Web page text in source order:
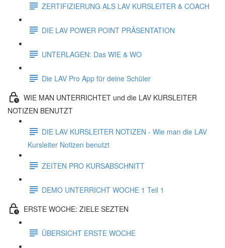
ZERTIFIZIERUNG ALS LAV KURSLEITER & COACH
DIE LAV POWER POINT PRÄSENTATION
UNTERLAGEN: Das WIE & WO
Die LAV Pro App für deine Schüler
WIE MAN UNTERRICHTET und die LAV KURSLEITER
NOTIZEN BENUTZT
DIE LAV KURSLEITER NOTIZEN - Wie man die LAV
Kursleiter Notizen benutzt
ZEITEN PRO KURSABSCHNITT
DEMO UNTERRICHT WOCHE 1 Teil 1
ERSTE WOCHE: ZIELE SEZTEN
ÜBERSICHT ERSTE WOCHE